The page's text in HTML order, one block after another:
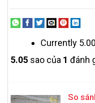
Currently
5.05 sao của 1 đánh
So